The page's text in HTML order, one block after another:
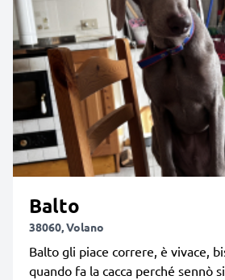
Balto
38060, Volano
Balto gli piace correre, è vivace,
quando fa la cacca perché sennò